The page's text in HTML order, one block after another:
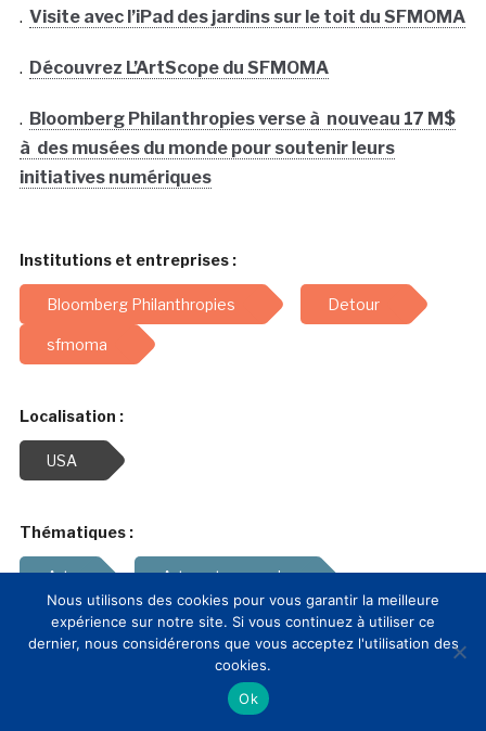
. Visite avec l’iPad des jardins sur le toit du SFMOMA
. Découvrez L’ArtScope du SFMOMA
. Bloomberg Philanthropies verse à nouveau 17 M$
à des musées du monde pour soutenir leurs
initiatives numériques
Institutions et entreprises :
Bloomberg Philanthropies Detour
sfmoma
Localisation :
USA
Thématiques :
Art Art contemporain
Art moderne
Nous utilisons des cookies pour vous garantir la meilleure
expérience sur notre site. Si vous continuez à utiliser ce
dernier, nous considérerons que vous acceptez l'utilisation des
cookies.
Ok